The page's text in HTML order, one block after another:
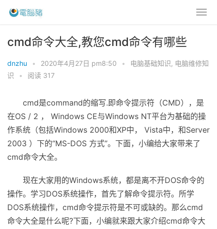
cmd命令大全,教您cmd命令有哪些
dnzhu • 2020年4月27日 pm8:50 • 电脑基础知识, 电脑维修知
识
• 阅读 317
cmd是command的缩写.即命令提示符（CMD），是
在OS / 2 ， Windows CE与Windows NT平台为基础的操
作系统（包括Windows 2000和XP中， Vista中，和Server
2003 ）下的“MS-DOS 方式”。下面，小编给大家带来了
cmd命令大全。
现在大家用的Windows系统，都是离不开DOS命令的
操作。学习DOS系统操作，首先了解命令提示符。所学
DOS系统操作，cmd命令提示符是不可或缺的。那么cmd
命令大全是什么呢?下面，小编就来跟大家介绍cmd命令大